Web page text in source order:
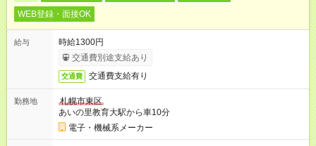
WEB登録・面接OK
給与
時給1300円
交通費別途支給あり
交通費 交通費支給有り
勤務地
札幌市東区
あいの里教育大駅から車10分
電子・機械系メーカー